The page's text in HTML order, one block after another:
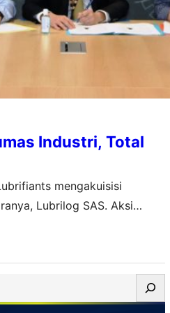
Industri, Total
mengakuisisi
Lubrilog SAS. Aksi
terbesar keempat di
perusahaan Perancis yang
Perusahaan ini
formulasi dan produksi